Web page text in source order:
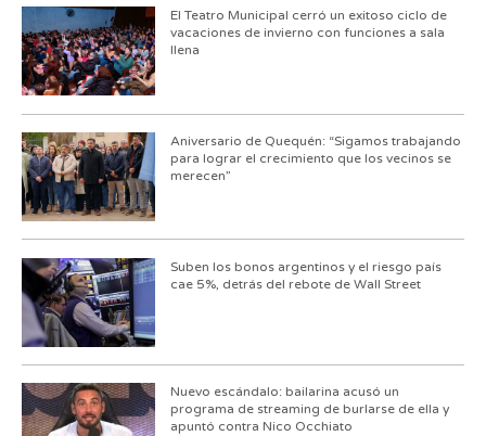
El Teatro Municipal cerró un exitoso ciclo de
vacaciones de invierno con funciones a sala
llena
Aniversario de Quequén: “Sigamos trabajando
para lograr el crecimiento que los vecinos se
merecen”
Suben los bonos argentinos y el riesgo país
cae 5%, detrás del rebote de Wall Street
Nuevo escándalo: bailarina acusó un
programa de streaming de burlarse de ella y
apuntó contra Nico Occhiato